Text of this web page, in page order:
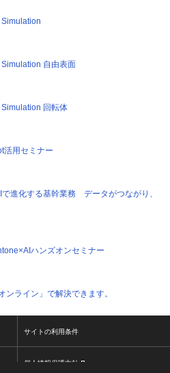
自由表面
回転体
活用セミナー
進化する基幹業務 データがつながり、
ハンズオンセミナー
ンライン」で解決できます。
サイトの利用条件
個人情報保護方針